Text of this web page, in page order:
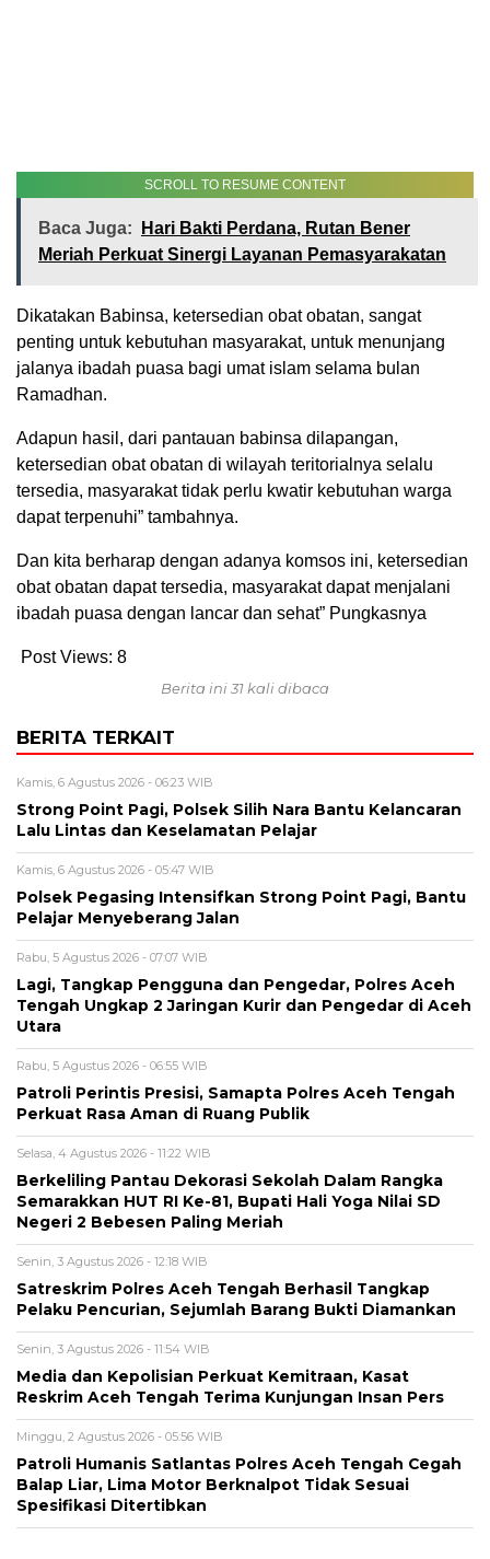
SCROLL TO RESUME CONTENT
Baca Juga:
Hari Bakti Perdana, Rutan Bener
Meriah Perkuat Sinergi Layanan Pemasyarakatan
Dikatakan Babinsa, ketersedian obat obatan, sangat
penting untuk kebutuhan masyarakat, untuk menunjang
jalanya ibadah puasa bagi umat islam selama bulan
Ramadhan.
Adapun hasil, dari pantauan babinsa dilapangan,
ketersedian obat obatan di wilayah teritorialnya selalu
tersedia, masyarakat tidak perlu kwatir kebutuhan warga
dapat terpenuhi” tambahnya.
Dan kita berharap dengan adanya komsos ini, ketersedian
obat obatan dapat tersedia, masyarakat dapat menjalani
ibadah puasa dengan lancar dan sehat” Pungkasnya
Post Views: 8
Berita ini 31 kali dibaca
BERITA TERKAIT
Kamis, 6 Agustus 2026 - 06:23 WIB
Strong Point Pagi, Polsek Silih Nara Bantu Kelancaran
Lalu Lintas dan Keselamatan Pelajar
Kamis, 6 Agustus 2026 - 05:47 WIB
Polsek Pegasing Intensifkan Strong Point Pagi, Bantu
Pelajar Menyeberang Jalan
Rabu, 5 Agustus 2026 - 07:07 WIB
Lagi, Tangkap Pengguna dan Pengedar, Polres Aceh
Tengah Ungkap 2 Jaringan Kurir dan Pengedar di Aceh
Utara
Rabu, 5 Agustus 2026 - 06:55 WIB
Patroli Perintis Presisi, Samapta Polres Aceh Tengah
Perkuat Rasa Aman di Ruang Publik
Selasa, 4 Agustus 2026 - 11:22 WIB
Berkeliling Pantau Dekorasi Sekolah Dalam Rangka
Semarakkan HUT RI Ke-81, Bupati Hali Yoga Nilai SD
Negeri 2 Bebesen Paling Meriah
Senin, 3 Agustus 2026 - 12:18 WIB
Satreskrim Polres Aceh Tengah Berhasil Tangkap
Pelaku Pencurian, Sejumlah Barang Bukti Diamankan
Senin, 3 Agustus 2026 - 11:54 WIB
Media dan Kepolisian Perkuat Kemitraan, Kasat
Reskrim Aceh Tengah Terima Kunjungan Insan Pers
Minggu, 2 Agustus 2026 - 05:56 WIB
Patroli Humanis Satlantas Polres Aceh Tengah Cegah
Balap Liar, Lima Motor Berknalpot Tidak Sesuai
Spesifikasi Ditertibkan